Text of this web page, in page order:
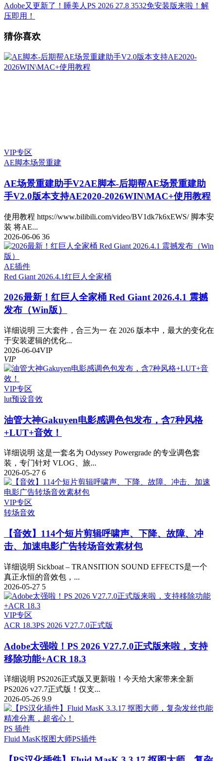
Adobe又更新了！睡美人PS 2026 27.8 3532免安装版来啦！解
压即用！
猜你喜欢
VIP专区
AE脚本场景重建
AE场景重建助手V2AE脚本-后期帮AE场景重建助
手V2.0版本支持AE2020-2026WIN\MAC+使用教程
使用教程 https://www.bilibili.com/video/BV1dk7k6xEWS/ 脚本安
装 将AE...
2026-06-06 36
AE插件
Red Giant 2026.4.1红巨人全家桶
2026最新！红巨人全家桶 Red Giant 2026.4.1 震撼
发布（Win版）
详细说明 三大套件，合三为一 在 2026 版本中，最大的变化在
于安装逻辑的优化...
2026-06-04VIP
VIP
VIP专区
lut预设音效
油管大神Gakuyen电影感调色包发布，含7种风格
+LUT+音效！
详细说明 这是一套名为 Odyssey Powergrade 的专业调色套
装，专门针对 VLOG、旅...
2026-05-27 6
VIP专区
转场音效
【音效】114个短片剪辑呼啸声、下降、故障、冲
击、加速电影广告转场音效素材包
详细说明 Sickboat – TRANSITION SOUND EFFECTS是一个
真正永恒的音效包，...
2026-05-27 5
VIP专区
ACR 18.3PS 2026 V27.7.0正式版
Adobe太强啦！PS 2026 V27.7.0正式版来啦，支持
移除功能+ACR 18.3
详细说明 PS2026正式版又更新啦！今天给大家带来全新
PS2026 v27.7正式版！仅支...
2026-05-26 9.9
PS 插件
Fluid MasK抠图大师PS插件